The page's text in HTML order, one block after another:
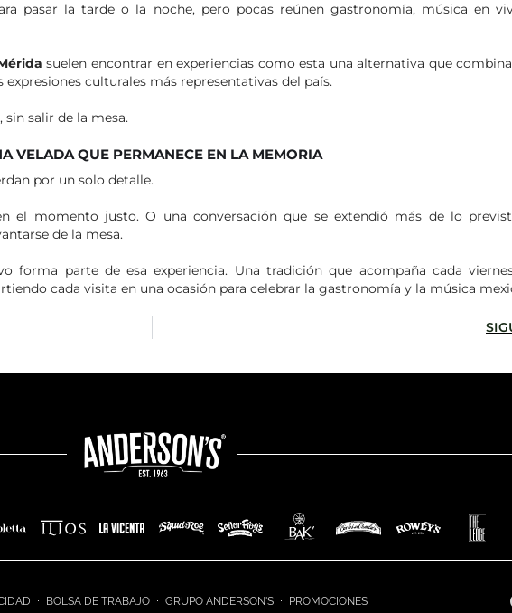
pasar la tarde o la noche, pero pocas reúnen gastronomía, música en
suelen encontrar en experiencias como esta una alternativa que
culturales más representativas del país.
salir de la mesa.
VELADA QUE PERMANECE EN LA MEMORIA
por un solo detalle.
el momento justo. O una conversación que se extendió más de lo
de la mesa.
forma parte de esa experiencia. Una tradición que acompaña cada
cada visita en una ocasión para celebrar la gastronomía y la música
BOLSA DE TRABAJO GRUPO ANDERSON'S PROMOCIONES